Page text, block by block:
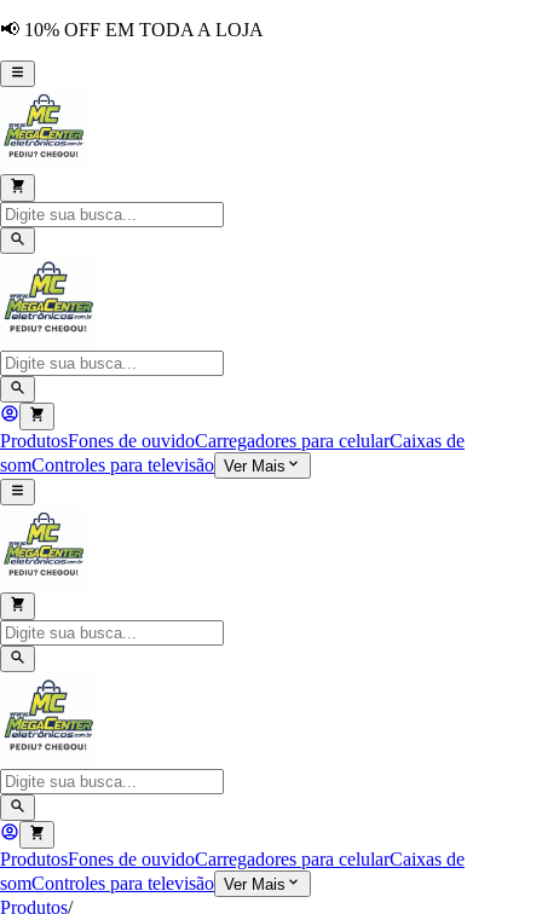
📢 10% OFF EM TODA A LOJA
ProdutosFones de ouvidoCarregadores para celularCaixas de
somControles para televisão Ver Mais
ProdutosFones de ouvidoCarregadores para celularCaixas de
somControles para televisão Ver Mais
Produtos/